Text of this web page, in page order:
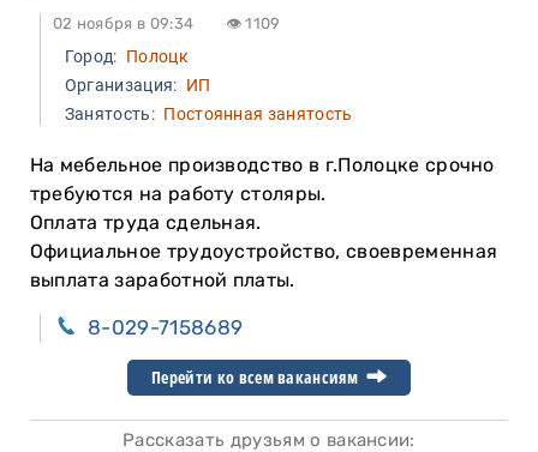
02 ноября в 09:34 👁 1109
Город: Полоцк
Организация: ИП
Занятость:Постоянная занятость
На мебельное производство в г.Полоцке срочно
требуются на работу столяры.
Оплата труда сдельная.
Официальное трудоустройство, своевременная
выплата заработной платы.
8-029-7158689
Перейти ко всем вакансиям
Рассказать друзьям о вакансии: